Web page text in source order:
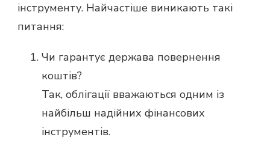
інструменту. Найчастіше виникають такі
питання:
Чи гарантує держава повернення
коштів?
Так, облігації вважаються одним із
найбільш надійних фінансових
інструментів.